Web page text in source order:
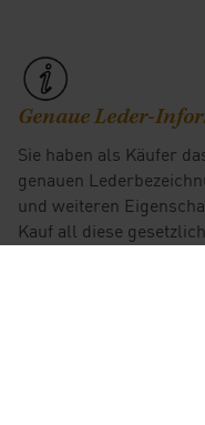
Genaue Leder-
Sie haben als Käufer
genauen
und weiteren
Kauf all diese